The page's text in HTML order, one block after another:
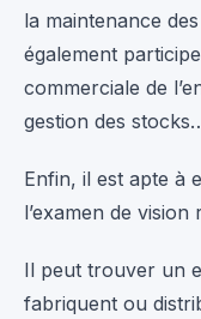
la maintenance
également
commerciale de
gestion des
Enfin, il est apte à
l’examen de vision
Il peut trouver un
fabriquent ou